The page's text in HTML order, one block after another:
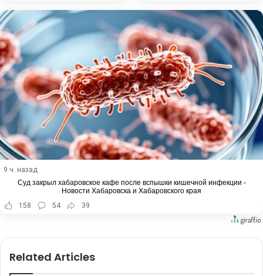
9 ч. назад
Суд закрыл хабаровское кафе после вспышки кишечной инфекции -
Новости Хабаровска и Хабаровского края
158
54 39
Related Articles